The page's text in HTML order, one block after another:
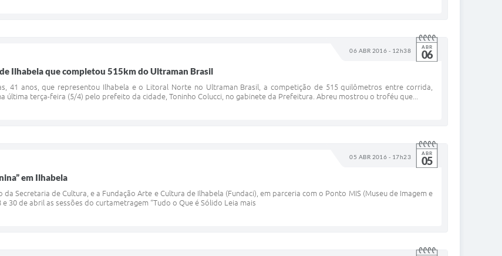
06 ABR 2016 - 12h38 ABR
06
Ilhabela que completou 515km do Ultraman Brasil
41 anos, que representou Ilhabela e o Litoral Norte no Ultraman Brasil, a competição de 515 quilômetros entre corrida,
última terça-feira (5/4) pelo prefeito da cidade, Toninho Colucci, no gabinete da Prefeitura. Abreu mostrou o troféu que...
05 ABR 2016 - 17h23 ABR
05
em Ilhabela
Secretaria de Cultura, e a Fundação Arte e Cultura de Ilhabela (Fundaci), em parceria com o Ponto MIS (Museu de Imagem e
e 30 de abril as sessões do curtametragem “Tudo o Que é Sólido Leia mais